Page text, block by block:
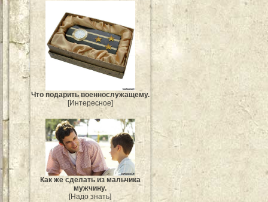
Что подарить военнослужащему.
[Интересное]
Как же сделать из мальчика
мужчину.
[Надо знать]